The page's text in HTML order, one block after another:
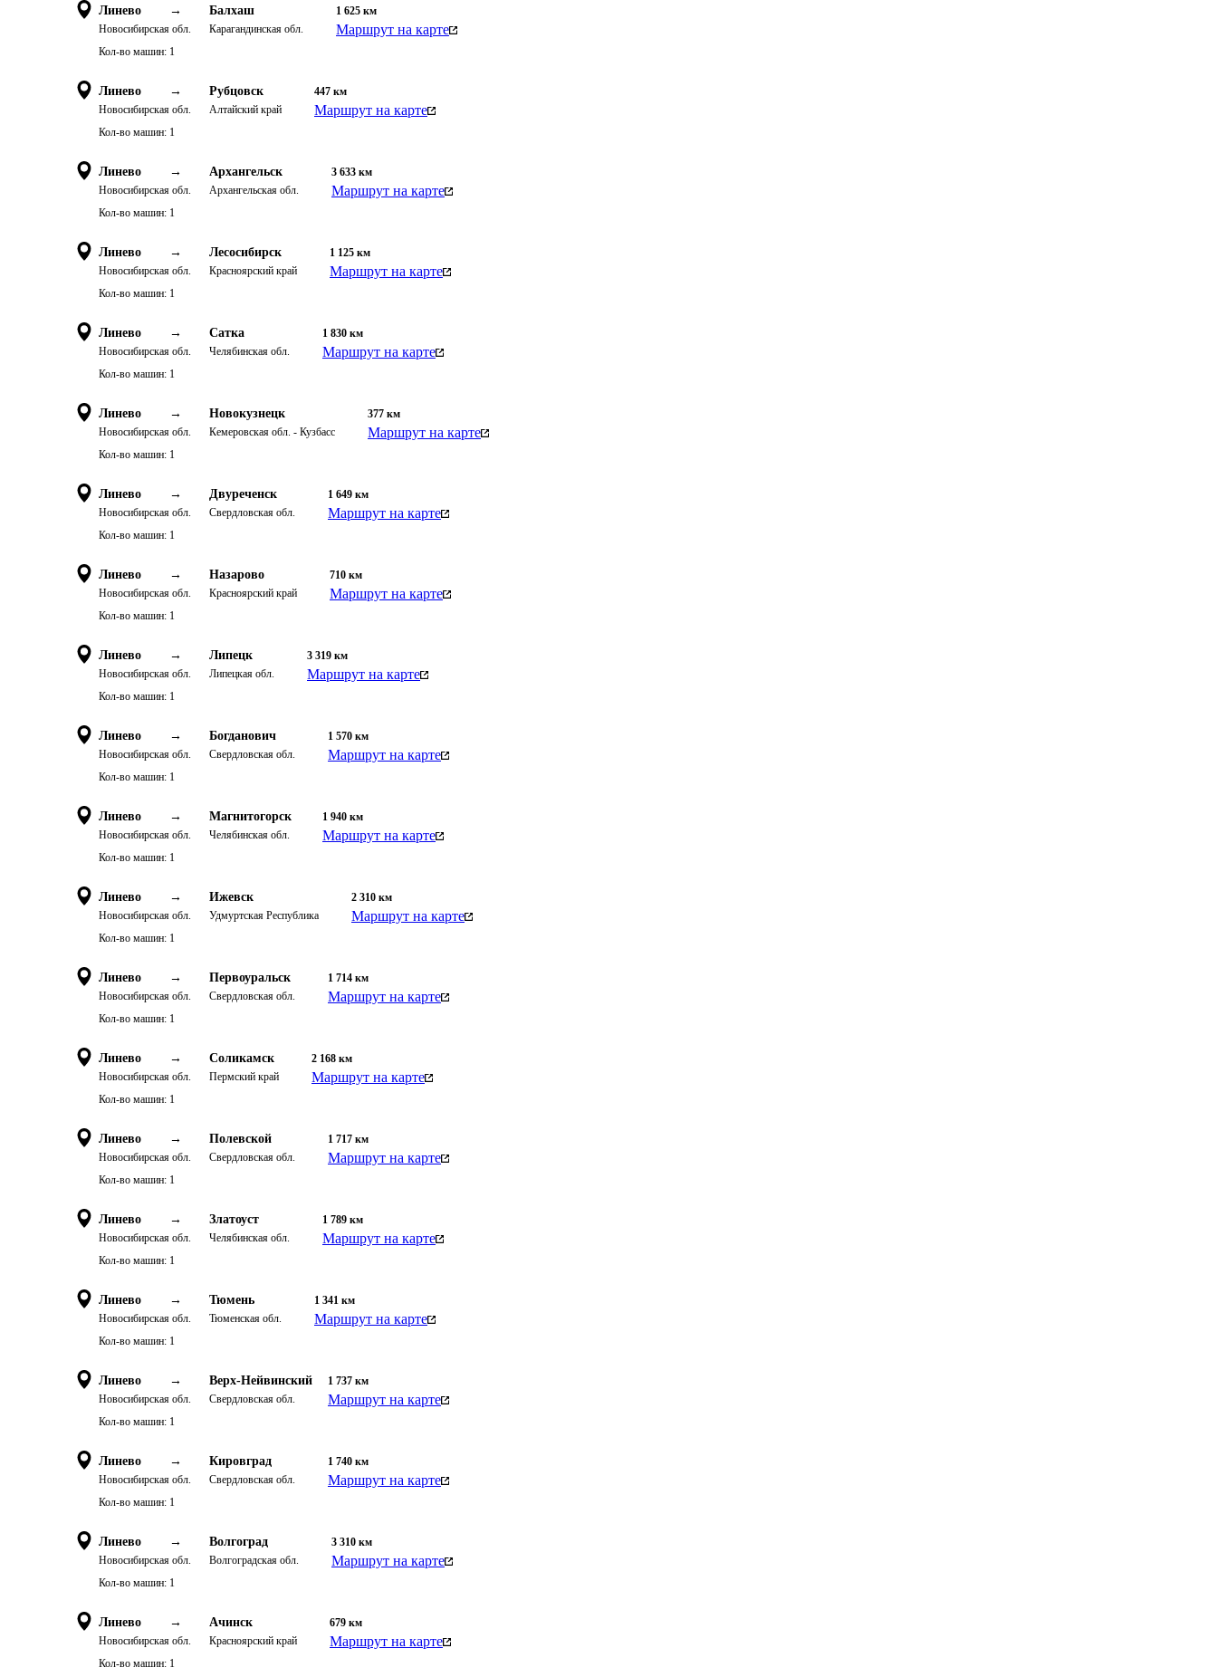
Линево →
Новосибирская обл.
Балхаш
Карагандинская обл.
1 625 км
Маршрут на карте
Кол-во машин: 1
Линево →
Новосибирская обл.
Рубцовск
Алтайский край
447 км
Маршрут на карте
Кол-во машин: 1
Линево →
Новосибирская обл.
Архангельск
Архангельская обл.
3 633 км
Маршрут на карте
Кол-во машин: 1
Линево →
Новосибирская обл.
Лесосибирск
Красноярский край
1 125 км
Маршрут на карте
Кол-во машин: 1
Линево →
Новосибирская обл.
Сатка
Челябинская обл.
1 830 км
Маршрут на карте
Кол-во машин: 1
Линево →
Новосибирская обл.
Новокузнецк
Кемеровская обл. - Кузбасс
377 км
Маршрут на карте
Кол-во машин: 1
Линево →
Новосибирская обл.
Двуреченск
Свердловская обл.
1 649 км
Маршрут на карте
Кол-во машин: 1
Линево →
Новосибирская обл.
Назарово
Красноярский край
710 км
Маршрут на карте
Кол-во машин: 1
Линево →
Новосибирская обл.
Липецк
Липецкая обл.
3 319 км
Маршрут на карте
Кол-во машин: 1
Линево →
Новосибирская обл.
Богданович
Свердловская обл.
1 570 км
Маршрут на карте
Кол-во машин: 1
Линево →
Новосибирская обл.
Магнитогорск
Челябинская обл.
1 940 км
Маршрут на карте
Кол-во машин: 1
Линево →
Новосибирская обл.
Ижевск
Удмуртская Республика
2 310 км
Маршрут на карте
Кол-во машин: 1
Линево →
Новосибирская обл.
Первоуральск
Свердловская обл.
1 714 км
Маршрут на карте
Кол-во машин: 1
Линево →
Новосибирская обл.
Соликамск
Пермский край
2 168 км
Маршрут на карте
Кол-во машин: 1
Линево →
Новосибирская обл.
Полевской
Свердловская обл.
1 717 км
Маршрут на карте
Кол-во машин: 1
Линево →
Новосибирская обл.
Златоуст
Челябинская обл.
1 789 км
Маршрут на карте
Кол-во машин: 1
Линево →
Новосибирская обл.
Тюмень
Тюменская обл.
1 341 км
Маршрут на карте
Кол-во машин: 1
Линево →
Новосибирская обл.
Верх-Нейвинский
Свердловская обл.
1 737 км
Маршрут на карте
Кол-во машин: 1
Линево →
Новосибирская обл.
Кировград
Свердловская обл.
1 740 км
Маршрут на карте
Кол-во машин: 1
Линево →
Новосибирская обл.
Волгоград
Волгоградская обл.
3 310 км
Маршрут на карте
Кол-во машин: 1
Линево →
Новосибирская обл.
Ачинск
Красноярский край
679 км
Маршрут на карте
Кол-во машин: 1